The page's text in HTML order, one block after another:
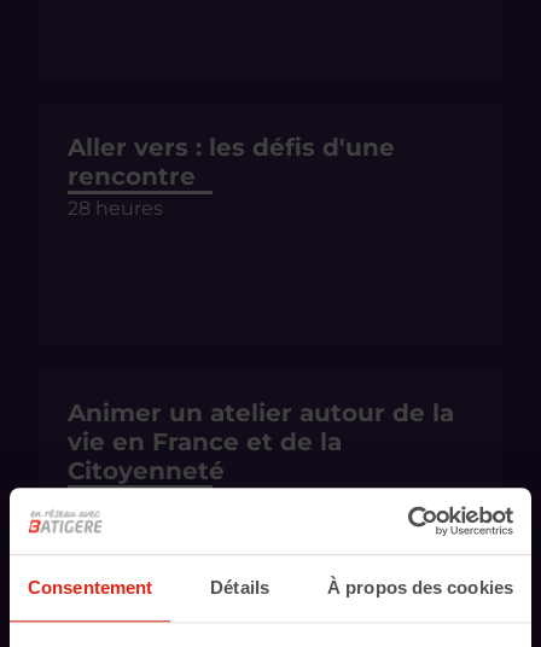
Consentement Détails À propos des cookies
Aller vers : les défis d'une
rencontre
28 heures
Animer un atelier autour de la
vie en France et de la
Citoyenneté